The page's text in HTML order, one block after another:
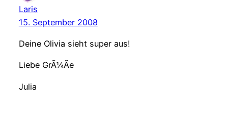
Laris
15. September 2008
Deine Olivia sieht super aus!
Liebe GrÃ¼Ãe
Julia